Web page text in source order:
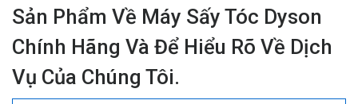
Sản Phẩm Về Máy Sấy Tóc Dyson
Chính Hãng Và Để Hiểu Rõ Về Dịch
Vụ Của Chúng Tôi.